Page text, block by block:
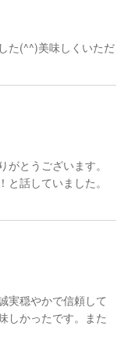
た(^^)美味しくいただ
とうございます。
話していました。
実穏やかで信頼して
しかったです。また